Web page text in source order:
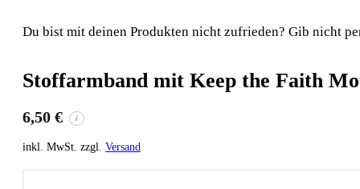
Du bist mit deinen Produkten nicht zufrieden? Gib nicht
Stoffarmband mit Keep the Faith
6,50 € i
inkl. MwSt. zzgl. Versand